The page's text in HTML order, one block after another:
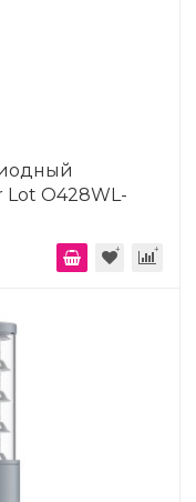
O428WL-